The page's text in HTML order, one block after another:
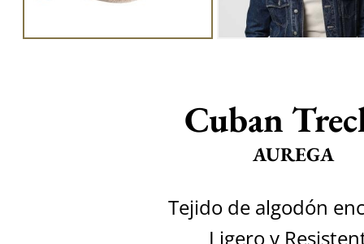
Cuban
AUREGA
Tejido de algodón
Ligero y